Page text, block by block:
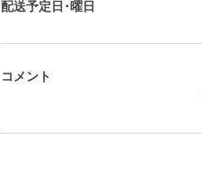
配送予定日･曜日
コメント